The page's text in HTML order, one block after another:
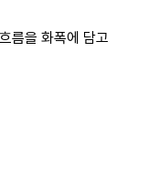
름을 화폭에 담고